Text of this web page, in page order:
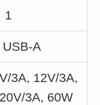
1
A
3A, 12V/3A,
3A, 60W